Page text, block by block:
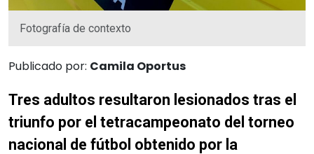
Fotografía de contexto
Publicado por: Camila Oportus
Tres adultos resultaron lesionados tras el
triunfo por el tetracampeonato del torneo
nacional de fútbol obtenido por la